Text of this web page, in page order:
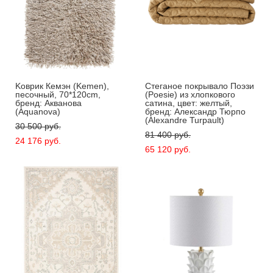
Kоврик Кемэн (Kemen),
песочный, 70*120cm,
бренд: Акванова
(Aquanova)
30 500 pуб.
24 176 pуб.
Стеганое покрывало Поэзи
(Poesie) из хлопкового
сатина, цвет: желтый,
бренд: Александр Тюрпо
(Alexandre Turpault)
81 400 pуб.
65 120 pуб.